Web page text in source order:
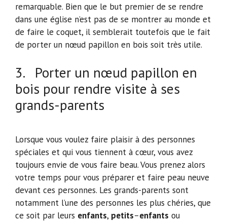
remarquable. Bien que le but premier de se rendre
dans une église n’est pas de se montrer au monde et
de faire le coquet, il semblerait toutefois que le fait
de porter un nœud papillon en bois soit très utile.
3. Porter un nœud papillon en
bois pour rendre visite à ses
grands-parents
Lorsque vous voulez faire plaisir à des personnes
spéciales et qui vous tiennent à cœur, vous avez
toujours envie de vous faire beau. Vous prenez alors
votre temps pour vous préparer et faire peau neuve
devant ces personnes. Les grands-parents sont
notamment l’une des personnes les plus chéries, que
ce soit par leurs enfants, petits–enfants ou